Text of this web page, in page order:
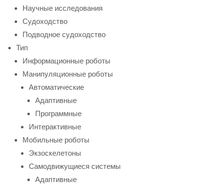
Научные исследования
Судоходство
Подводное судоходство
Тип
Информационные роботы
Манипуляционные роботы
Автоматические
Адаптивные
Программные
Интерактивные
Мобильные роботы
Экзоскелетоны
Самодвижущиеся системы
Адаптивные